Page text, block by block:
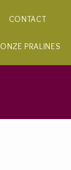
CONTACT
ONZE PRALINES